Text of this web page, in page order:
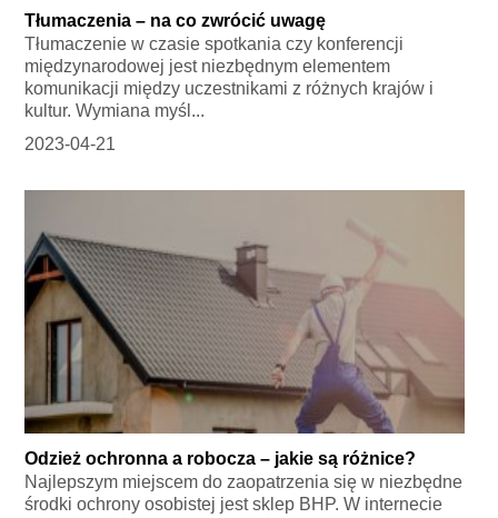
Tłumaczenia – na co zwrócić uwagę
Tłumaczenie w czasie spotkania czy konferencji
międzynarodowej jest niezbędnym elementem
komunikacji między uczestnikami z różnych krajów i
kultur. Wymiana myśl...
2023-04-21
Odzież ochronna a robocza – jakie są różnice?
Najlepszym miejscem do zaopatrzenia się w niezbędne
środki ochrony osobistej jest sklep BHP. W internecie